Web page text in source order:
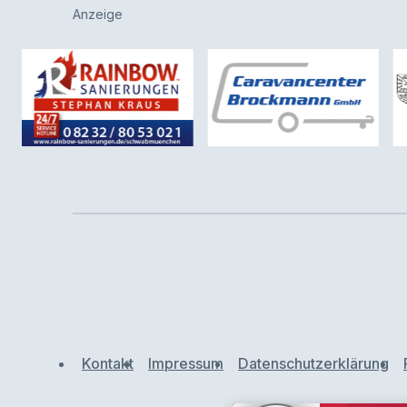
Anzeige
Kontakt Impressum Datenschutzerklärung